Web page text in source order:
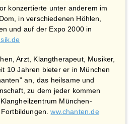
konzertierte unter anderem im
in verschiedenen Höhlen,
und auf der Expo 2000 in
Arzt, Klangtherapeut, Musiker,
10 Jahren bieter er in München
an, das heilsame und
zu dem jeder kommen
München-
Fortbildungen.ww.chanten.de